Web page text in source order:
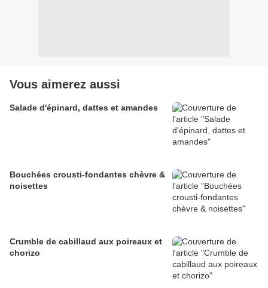
Vous aimerez aussi
Salade d'épinard, dattes et amandes
Bouchées crousti-fondantes chèvre &
noisettes
Crumble de cabillaud aux poireaux et
chorizo